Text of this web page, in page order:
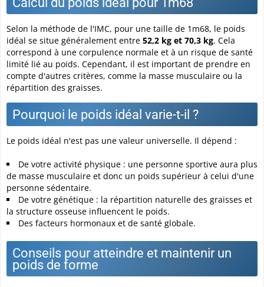
Selon la méthode de l'IMC, pour une taille de 1m68, le poids
idéal se situe généralement entre 52,2 kg et 70,3 kg. Cela
correspond à une corpulence normale et à un risque de santé
limité lié au poids. Cependant, il est important de prendre en
compte d'autres critères, comme la masse musculaire ou la
répartition des graisses.
Pourquoi le poids idéal varie-t-il ?
Le poids idéal n'est pas une valeur universelle. Il dépend :
De votre activité physique : une personne sportive aura plus
de masse musculaire et donc un poids supérieur à celui d'une
personne sédentaire.
De votre génétique : la répartition naturelle des graisses et
la structure osseuse influencent le poids.
Des facteurs hormonaux et de santé globale.
Conseils pour atteindre et maintenir un
poids de forme